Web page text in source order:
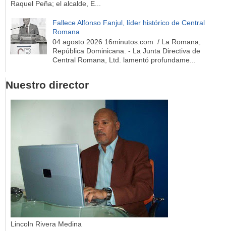
Raquel Peña; el alcalde, E...
Fallece Alfonso Fanjul, líder histórico de Central
Romana
04 agosto 2026 16minutos.com / La Romana,
República Dominicana. - La Junta Directiva de
Central Romana, Ltd. lamentó profundame...
Nuestro director
Lincoln Rivera Medina